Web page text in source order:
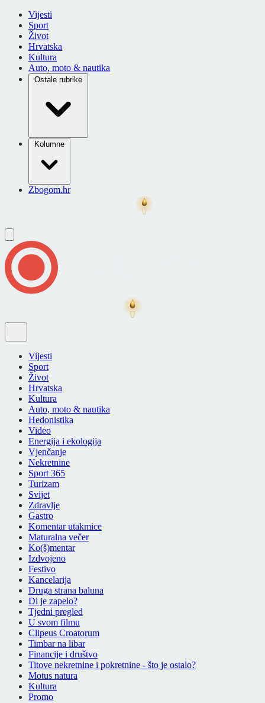
Vijesti
Sport
Život
Hrvatska
Kultura
Auto, moto & nautika
Ostale rubrike
Kolumne
Zbogom.hr
Vijesti
Sport
Život
Hrvatska
Kultura
Auto, moto & nautika
Hedonistika
Video
Energija i ekologija
Vjenčanje
Nekretnine
Sport 365
Turizam
Svijet
Zdravlje
Gastro
Komentar utakmice
Maturalna večer
Ko(š)mentar
Izdvojeno
Festivo
Kancelarija
Druga strana baluna
Di je zapelo?
Tjedni pregled
U svom filmu
Clipeus Croatorum
Timbar na libar
Financije i društvo
Titove nekretnine i pokretnine - što je ostalo?
Motus natura
Kultura
Promo